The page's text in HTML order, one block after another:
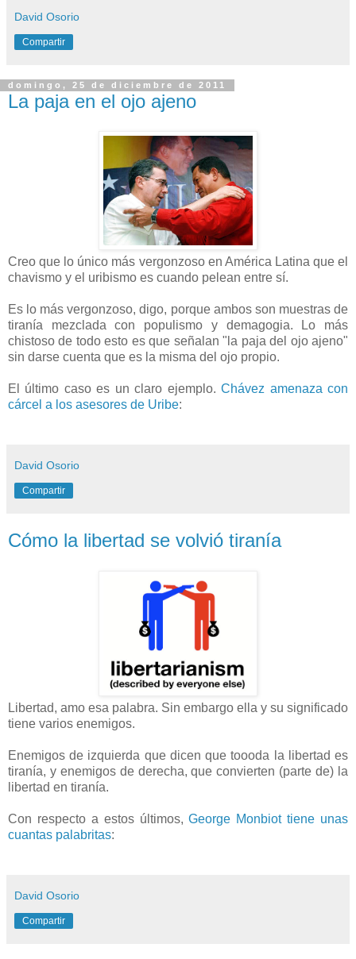
David Osorio
Compartir
domingo, 25 de diciembre de 2011
La paja en el ojo ajeno
Creo que lo único más vergonzoso en América Latina que el
chavismo y el uribismo es cuando pelean entre sí.
Es lo más vergonzoso, digo, porque ambos son muestras de
tiranía mezclada con populismo y demagogia. Lo más
chistoso de todo esto es que señalan "la paja del ojo ajeno"
sin darse cuenta que es la misma del ojo propio.
El último caso es un claro ejemplo.Chávez amenaza con
cárcel a los asesores de Uribe:
David Osorio
Compartir
Cómo la libertad se volvió tiranía
Libertad, amo esa palabra. Sin embargo ella y su significado
tiene varios enemigos.
Enemigos de izquierda que dicen que toooda la libertad es
tiranía, y enemigos de derecha, que convierten (parte de) la
libertad en tiranía.
Con respecto a estos últimos,George Monbiot tiene unas
cuantas palabritas:
David Osorio
Compartir